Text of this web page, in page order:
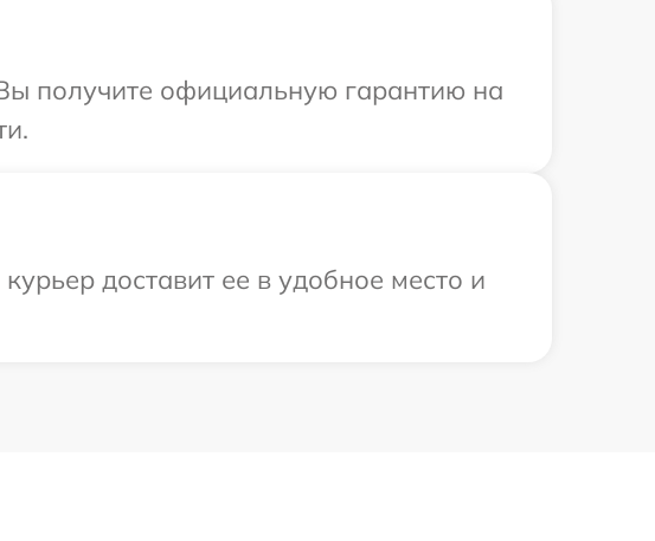
получите официальную гарантию на
доставит ее в удобное место и